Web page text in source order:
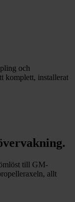
och
komplett, installerat
till GM-
allt